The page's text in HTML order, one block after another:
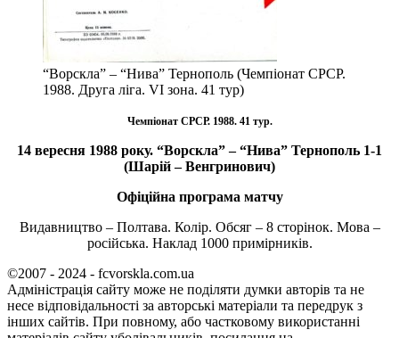
“Ворскла” – “Нива” Тернополь (Чемпіонат СРСР.
1988. Друга ліга. VІ зона. 41 тур)
Чемпіонат СРСР. 1988. 41 тур.
14 вересня 1988 року. “Ворскла” – “Нива” Тернополь 1-1
(Шарій – Венгринович)
Офіційна програма матчу
Видавництво – Полтава. Колір. Обсяг – 8 сторінок. Мова –
російська. Наклад 1000 примірників.
©2007 - 2024 - fcvorskla.com.ua
Адміністрація сайту може не поділяти думки авторів та не
несе відповідальності за авторські матеріали та передрук з
інших сайтів. При повному, або частковому використанні